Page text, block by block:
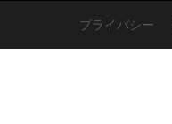
プライバシー